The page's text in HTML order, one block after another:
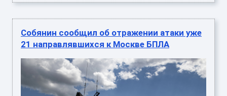
Собянин сообщил об отражении атаки уже
21 направлявшихся к Москве БПЛА